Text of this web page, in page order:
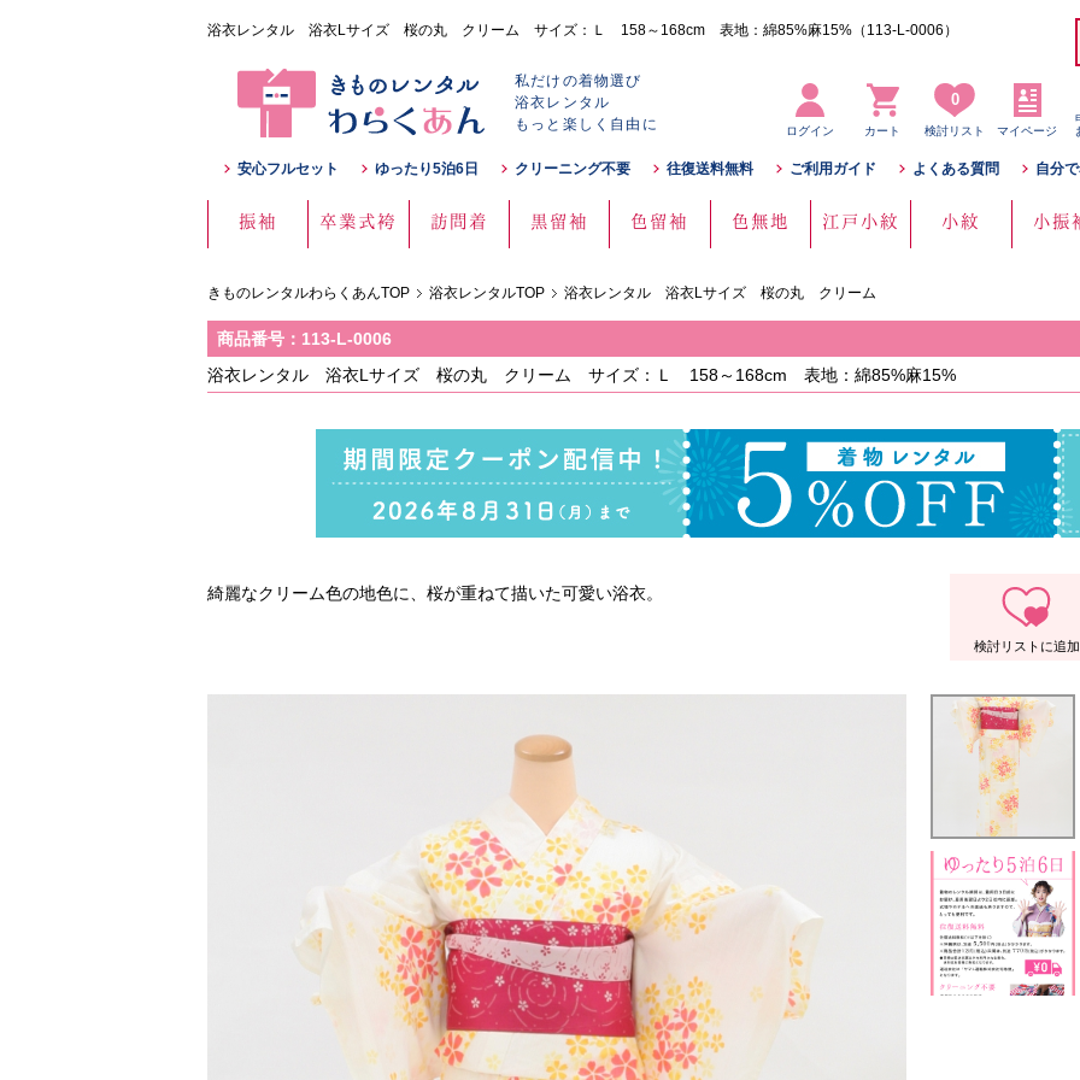
浴衣レンタル 浴衣Lサイズ 桜の丸 クリーム サイズ：Ｌ 158～168cm 表地：綿85%麻15%（113-L-0006）
私だけの着物選び
浴衣レンタル
もっと楽しく自由に
ログイン カート
0
検討リスト マイページ
安心フルセット ゆったり5泊6日 クリーニング不要 往復送料無料 ご利用ガイド よくある質問 自分
振袖 卒業式袴 訪問着 黒留袖 色留袖 色無地 江戸小紋 小紋 小振
きものレンタルわらくあんTOP 浴衣レンタルTOP 浴衣レンタル 浴衣Lサイズ 桜の丸 クリーム
商品番号：113-L-0006
浴衣レンタル 浴衣Lサイズ 桜の丸 クリーム サイズ：Ｌ 158～168cm 表地：綿85%麻15%
綺麗なクリーム色の地色に、桜が重ねて描いた可愛い浴衣。